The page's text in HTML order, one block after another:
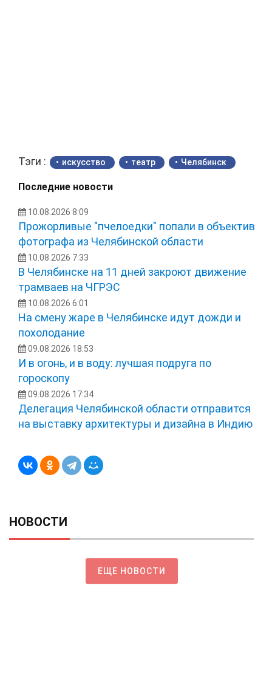
Тэги : искусство театр Челябинск
Последние новости
10.08.2026 8:09
Прожорливые "пчелоедки" попали в объектив
фотографа из Челябинской области
10.08.2026 7:33
В Челябинске на 11 дней закроют движение
трамваев на ЧГРЭС
10.08.2026 6:01
На смену жаре в Челябинске идут дожди и
похолодание
09.08.2026 18:53
И в огонь, и в воду: лучшая подруга по
гороскопу
09.08.2026 17:34
Делегация Челябинской области отправится
на выставку архитектуры и дизайна в Индию
НОВОСТИ
ЕЩЕ НОВОСТИ